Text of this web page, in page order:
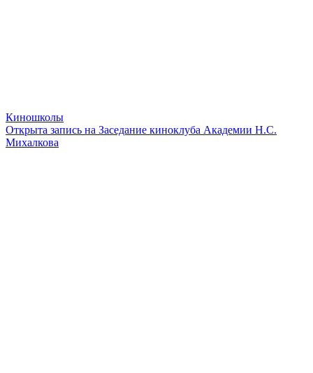
Киношколы
Открыта запись на Заседание киноклуба Академии Н.С.
Михалкова